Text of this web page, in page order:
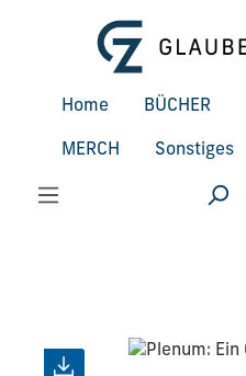
Zum Hauptinhalt springen
Home BÜCHER
MERCH Sonstiges